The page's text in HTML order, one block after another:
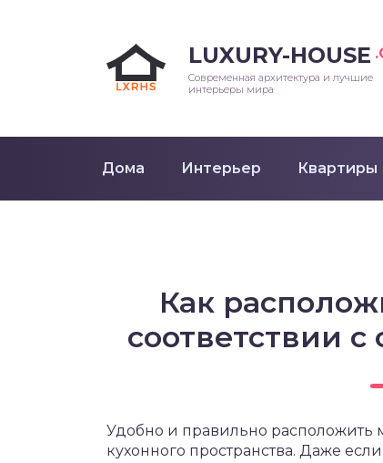
LUXURY-HOUSE
Современная архитектура и лучшие
интерьеры мира
Дома Интерьер Квартиры
Как
соответствии
Удобно и правильно расположить
кухонного пространства. Даже